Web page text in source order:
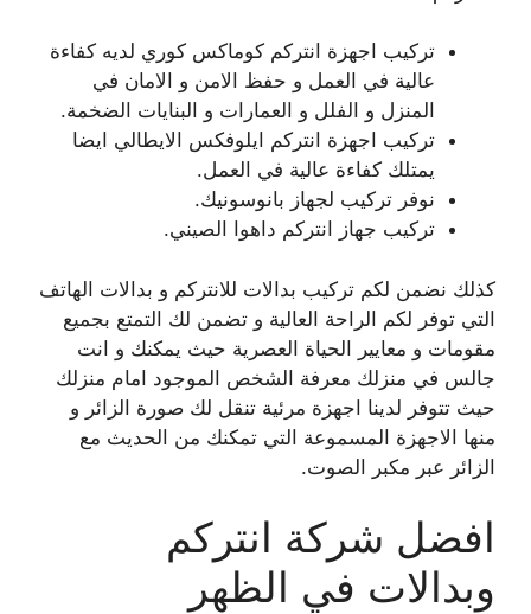
تركيب اجهزة انتركم كوماكس كوري لديه كفاءة
عالية في العمل و حفظ الامن و الامان في
المنزل و الفلل و العمارات و البنايات الضخمة.
تركيب اجهزة انتركم ايلوفكس الايطالي ايضا
يمتلك كفاءة عالية في العمل.
نوفر تركيب لجهاز بانوسونيك.
تركيب جهاز انتركم داهوا الصيني.
كذلك نضمن لكم تركيب بدالات للانتركم و بدالات الهاتف
التي توفر لكم الراحة العالية و تضمن لك التمتع بجميع
مقومات و معايير الحياة العصرية حيث يمكنك و انت
جالس في منزلك معرفة الشخص الموجود امام منزلك
حيث تتوفر لدينا اجهزة مرئية تنقل لك صورة الزائر و
منها الاجهزة المسموعة التي تمكنك من الحديث مع
الزائر عبر مكبر الصوت.
افضل شركة انتركم
وبدالات في الظهر